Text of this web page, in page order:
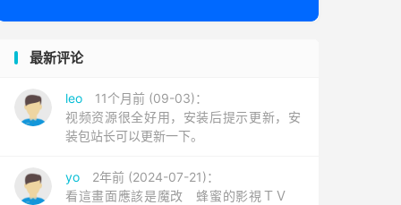
最新评论
leo
11个月前 (09-03)：
视频资源很全好用，安装后提示更新，安
装包站长可以更新一下。
yo
2年前 (2024-07-21)：
看這畫面應該是魔改 蜂蜜的影視ＴＶ